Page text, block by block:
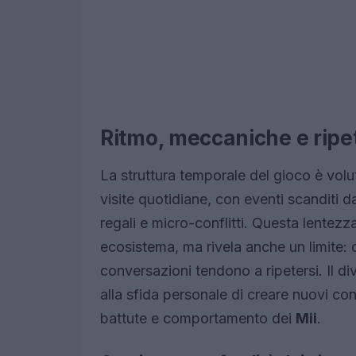
Ritmo, meccaniche e
La struttura temporale del gioco è
visite quotidiane, con eventi scanditi
regali e micro-conflitti. Questa
ecosistema, ma rivela anche un
conversazioni tendono a ripetersi. Il
alla sfida personale di creare nuovi
battute e comportamento dei Mii.